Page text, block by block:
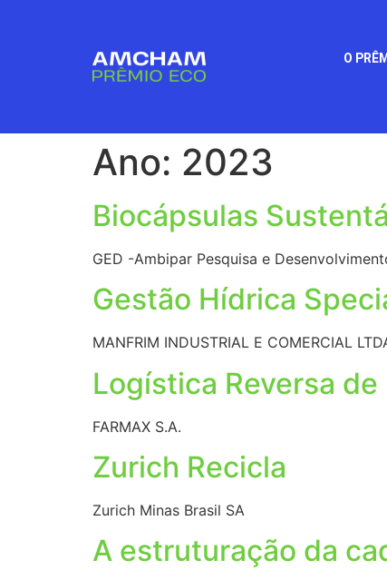
O
Ano: 2023
Biocápsulas
GED -Ambipar Pesquisa e
Gestão Hídrica
MANFRIM INDUSTRIAL E COMERCIAL
Logística Reversa
FARMAX S.A.
Zurich Recicla
Zurich Minas Brasil SA
A estruturação da